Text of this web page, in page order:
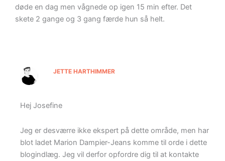
døde en dag men vågnede op igen 15 min efter. Det
skete 2 gange og 3 gang færde hun så helt.
JETTE HARTHIMMER
Hej Josefine
Jeg er desværre ikke ekspert på dette område, men har
blot ladet Marion Dampier-Jeans komme til orde i dette
blogindlæg. Jeg vil derfor opfordre dig til at kontakte